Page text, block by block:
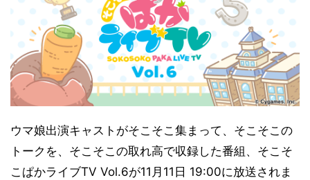
ウマ娘出演キャストがそこそこ集まって、そこそこの
トークを、そこそこの取れ高で収録した番組、そこそ
こぱかライブTV Vol.6が11月11日 19:00に放送されま